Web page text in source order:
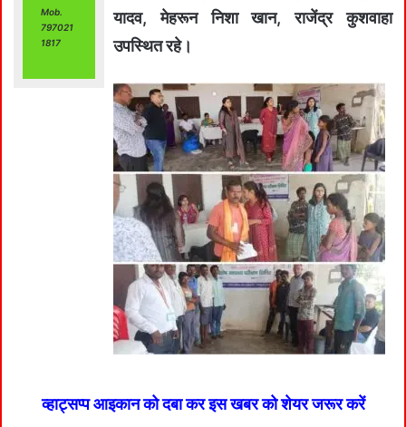
Mob.
797021
1817
यादव, मेहरून निशा खान, राजेंद्र कुशवाहा
उपस्थित रहे।
व्हाट्सप्प आइकान को दबा कर इस खबर को शेयर जरूर करें